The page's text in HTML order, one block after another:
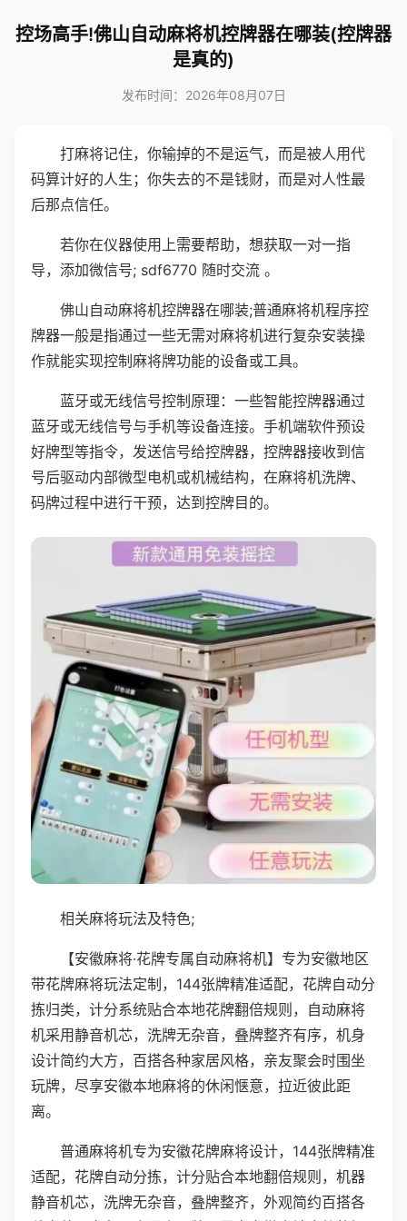
控场高手!佛山自动麻将机控牌器在哪装(控牌器
是真的)
发布时间：2026年08月07日
打麻将记住，你输掉的不是运气，而是被人用代
码算计好的人生；你失去的不是钱财，而是对人性最
后那点信任。
若你在仪器使用上需要帮助，想获取一对一指
导，添加微信号; sdf6770 随时交流 。
佛山自动麻将机控牌器在哪装;普通麻将机程序控
牌器一般是指通过一些无需对麻将机进行复杂安装操
作就能实现控制麻将牌功能的设备或工具。
蓝牙或无线信号控制原理：一些智能控牌器通过
蓝牙或无线信号与手机等设备连接。手机端软件预设
好牌型等指令，发送信号给控牌器，控牌器接收到信
号后驱动内部微型电机或机械结构，在麻将机洗牌、
码牌过程中进行干预，达到控牌目的。
相关麻将玩法及特色;
【安徽麻将·花牌专属自动麻将机】专为安徽地区
带花牌麻将玩法定制，144张牌精准适配，花牌自动分
拣归类，计分系统贴合本地花牌翻倍规则，自动麻将
机采用静音机芯，洗牌无杂音，叠牌整齐有序，机身
设计简约大方，百搭各种家居风格，亲友聚会时围坐
玩牌，尽享安徽本地麻将的休闲惬意，拉近彼此距
离。
普通麻将机专为安徽花牌麻将设计，144张牌精准
适配，花牌自动分拣，计分贴合本地翻倍规则，机器
静音机芯，洗牌无杂音，叠牌整齐，外观简约百搭各